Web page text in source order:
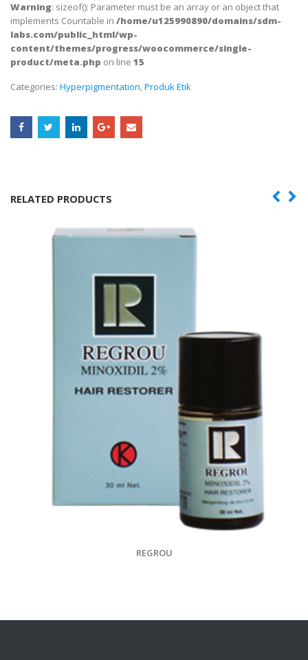
Warning: sizeof(): Parameter must be an array or an object that
implements Countable in /home/u125990890/domains/sdm-
labs.com/public_html/wp-
content/themes/progress/woocommerce/single-
product/meta.php on line 15
Categories: Hyperpigmentation,Produk Etik
RELATED PRODUCTS
PIROTOP CREAM 10 gr